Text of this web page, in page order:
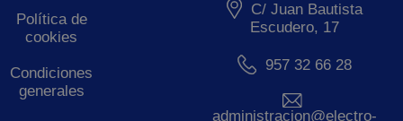
Política de
cookies
Condiciones
generales
C/ Juan Bautista
Escudero, 17
957 32 66 28
administracion@electro-